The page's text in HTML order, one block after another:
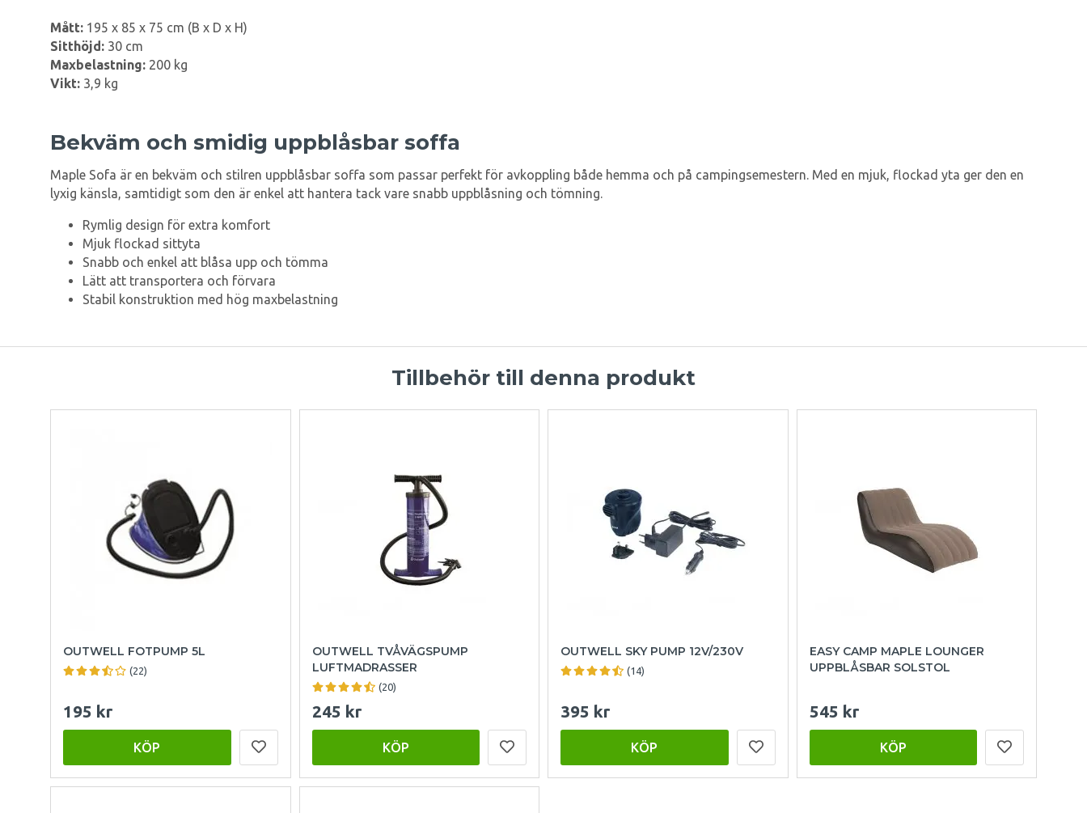
Mått: 195 x 85 x 75 cm (B x D x H)
Sitthöjd: 30 cm
Maxbelastning: 200 kg
Vikt: 3,9 kg
Bekväm och smidig uppblåsbar soffa
Maple Sofa är en bekväm och stilren uppblåsbar soffa som passar perfekt för avkoppling både hemma och på campingsemestern. Med en mjuk, flockad yta ger den en
lyxig känsla, samtidigt som den är enkel att hantera tack vare snabb uppblåsning och tömning.
Rymlig design för extra komfort
Mjuk flockad sittyta
Snabb och enkel att blåsa upp och tömma
Lätt att transportera och förvara
Stabil konstruktion med hög maxbelastning
Tillbehör till denna produkt
OUTWELL FOTPUMP 5L
(22)
195 kr
KÖP
OUTWELL TVÅVÄGSPUMP
LUFTMADRASSER
(20)
245 kr
KÖP
OUTWELL SKY PUMP 12V/230V
(14)
395 kr
KÖP
EASY CAMP MAPLE LOUNGER
UPPBLÅSBAR SOLSTOL
545 kr
KÖP